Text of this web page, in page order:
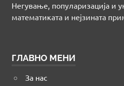
Негување, популаризација и
математиката и нејзината
ГЛАВНО МЕНИ
За нас